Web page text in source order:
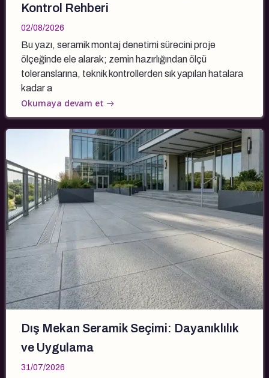
Kontrol Rehberi
02/08/2026
Bu yazı, seramik montaj denetimi sürecini proje
ölçeğinde ele alarak; zemin hazırlığından ölçü
toleranslarına, teknik kontrollerden sık yapılan hatalara
kadar a
Okumaya devam et
Dış Mekan Seramik Seçimi: Dayanıklılık
ve Uygulama
31/07/2026